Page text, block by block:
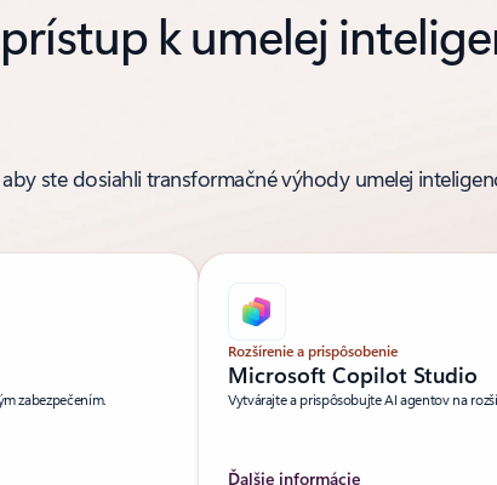
k umelej
ste dosiahli transformačné výhody umelej
zabezpečením.
Rozšírenie a prispôsobenie
Microsoft Copilot Studio
Vytvárajte a prispôsobujte AI agentov na
Ďalšie informácie